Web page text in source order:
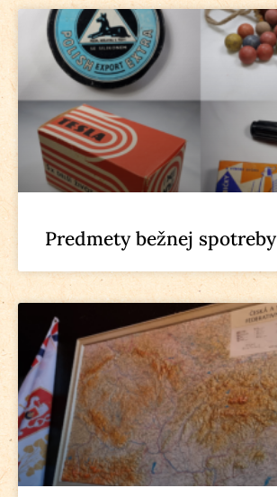
Predmety bežnej spotreby